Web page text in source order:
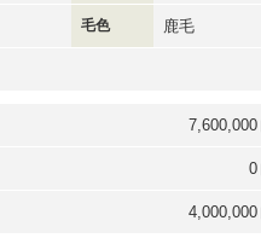
毛色 鹿毛
7,600,000
0
4,000,000